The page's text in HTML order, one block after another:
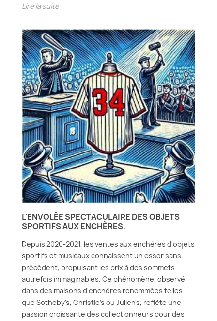
Lire la suite
L'ENVOLÉE SPECTACULAIRE DES OBJETS
SPORTIFS AUX ENCHÈRES.
Depuis 2020-2021, les ventes aux enchères d'objets
sportifs et musicaux connaissent un essor sans
précédent, propulsant les prix à des sommets
autrefois inimaginables. Ce phénomène, observé
dans des maisons d'enchères renommées telles
que Sotheby's, Christie's ou Julien's, reflète une
passion croissante des collectionneurs pour des